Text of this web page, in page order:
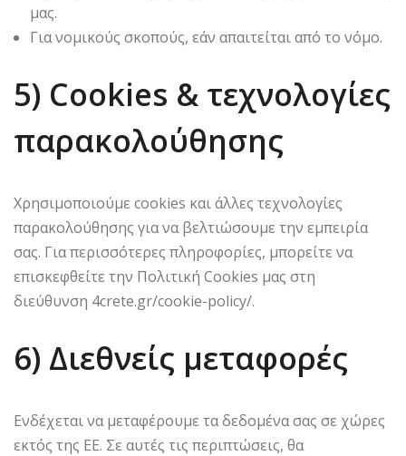
μας.
Για νομικούς σκοπούς, εάν απαιτείται από το νόμο.
5) Cookies & τεχνολογίες
παρακολούθησης
Χρησιμοποιούμε cookies και άλλες τεχνολογίες
παρακολούθησης για να βελτιώσουμε την εμπειρία
σας. Για περισσότερες πληροφορίες, μπορείτε να
επισκεφθείτε την Πολιτική Cookies μας στη
διεύθυνση 4crete.gr/cookie-policy/.
6) Διεθνείς μεταφορές
Ενδέχεται να μεταφέρουμε τα δεδομένα σας σε χώρες
εκτός της ΕΕ. Σε αυτές τις περιπτώσεις, θα